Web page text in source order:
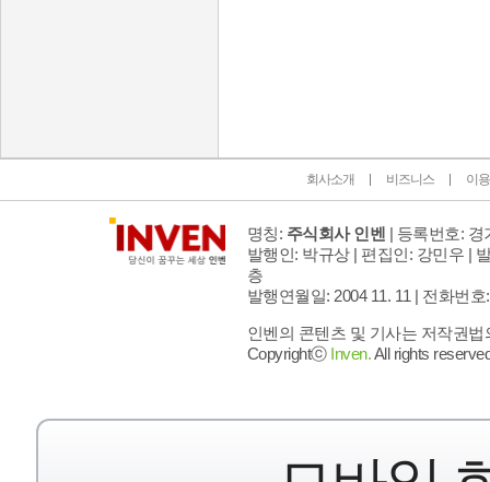
회사소개 비즈니스 이
명칭: 주식회사 인벤 | 등록번호: 경
발행인: 박규상 | 편집인: 강민우 |
층
발행연월일: 2004 11. 11 | 전화번호
인벤의 콘텐츠 및 기사는 저작권
Copyrightⓒ Inven.All rights